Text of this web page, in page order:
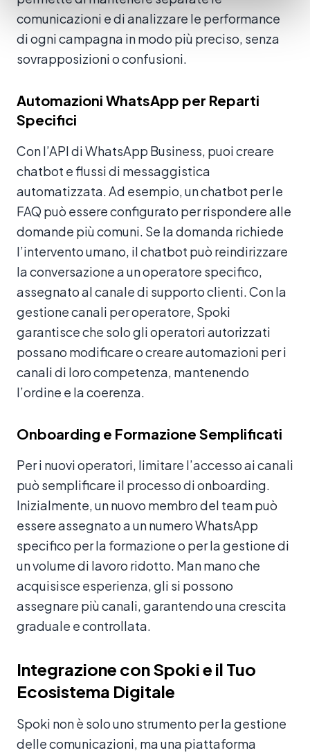
comunicazioni e di analizzare le performance
di ogni campagna in modo più preciso, senza
sovrapposizioni o confusioni.
Automazioni WhatsApp per Reparti
Specifici
Con l’API di WhatsApp Business, puoi creare
chatbot e flussi di messaggistica
automatizzata. Ad esempio, un chatbot per le
FAQ può essere configurato per rispondere alle
domande più comuni. Se la domanda richiede
l’intervento umano, il chatbot può reindirizzare
la conversazione a un operatore specifico,
assegnato al canale di supporto clienti. Con la
gestione canali per operatore, Spoki
garantisce che solo gli operatori autorizzati
possano modificare o creare automazioni per i
canali di loro competenza, mantenendo
l’ordine e la coerenza.
Onboarding e Formazione Semplificati
Per i nuovi operatori, limitare l’accesso ai canali
può semplificare il processo di onboarding.
Inizialmente, un nuovo membro del team può
essere assegnato a un numero WhatsApp
specifico per la formazione o per la gestione di
un volume di lavoro ridotto. Man mano che
acquisisce esperienza, gli si possono
assegnare più canali, garantendo una crescita
graduale e controllata.
Integrazione con Spoki e il Tuo
Ecosistema Digitale
Spoki non è solo uno strumento per la gestione
delle comunicazioni, ma una piattaforma